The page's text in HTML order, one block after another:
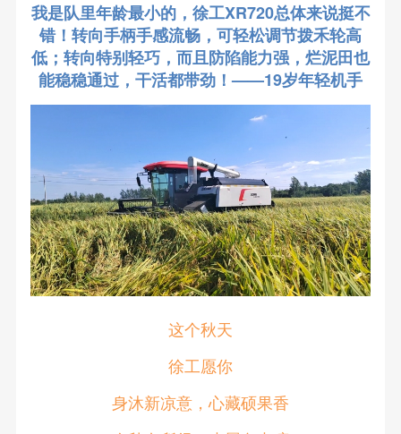
我是队里年龄最小的，徐工XR720总体来说挺不
错！转向手柄手感流畅，可轻松调节拨禾轮高
低；转向特别轻巧，而且防陷能力强，烂泥田也
能稳稳通过，干活都带劲！——19岁年轻机手
这个秋天
徐工愿你
身沐新凉意，心藏硕果香